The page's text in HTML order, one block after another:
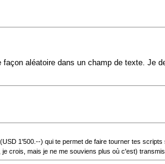
aléatoire dans un champ de texte. Je
1'500.--) qui te permet de faire tourner tes
crois, mais je ne me souviens plus où c'est)